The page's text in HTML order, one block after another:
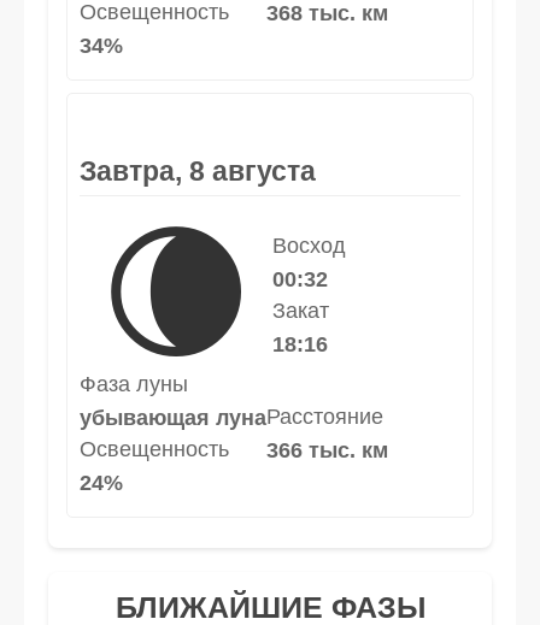
Освещенность
34%
368 тыс. км
Завтра, 8 августа
🌘
Восход
00:32
Закат
18:16
Фаза луны
убывающая луна
Освещенность
24%
Расстояние
366 тыс. км
БЛИЖАЙШИЕ ФАЗЫ